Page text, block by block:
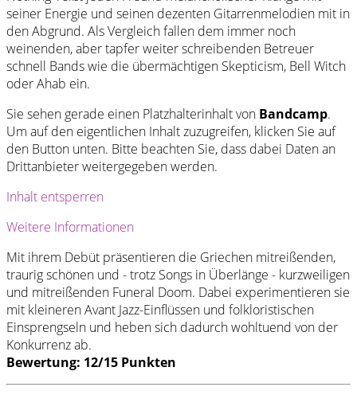
seiner Energie und seinen dezenten Gitarrenmelodien mit in
den Abgrund. Als Vergleich fallen dem immer noch
weinenden, aber tapfer weiter schreibenden Betreuer
schnell Bands wie die übermächtigen Skepticism, Bell Witch
oder Ahab ein.
Sie sehen gerade einen Platzhalterinhalt von Bandcamp.
Um auf den eigentlichen Inhalt zuzugreifen, klicken Sie auf
den Button unten. Bitte beachten Sie, dass dabei Daten an
Drittanbieter weitergegeben werden.
Inhalt entsperren
Weitere Informationen
Mit ihrem Debüt präsentieren die Griechen mitreißenden,
traurig schönen und - trotz Songs in Überlänge - kurzweiligen
und mitreißenden Funeral Doom. Dabei experimentieren sie
mit kleineren Avant Jazz-Einflüssen und folkloristischen
Einsprengseln und heben sich dadurch wohltuend von der
Konkurrenz ab.
Bewertung: 12/15 Punkten